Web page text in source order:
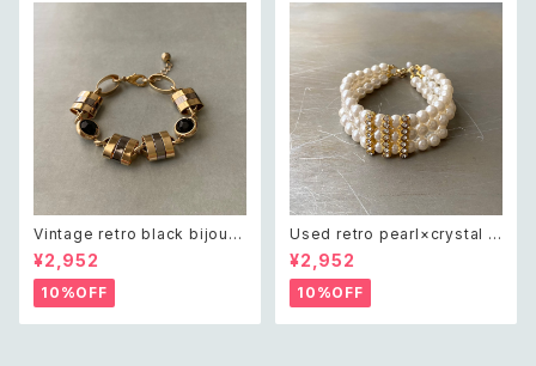
Vintage retro black bijou b
icolor chain bracelet レトロ
ヴィンテージ アクセサリー ブラ
ック ビジュー バイカラー チェー
ン ブレスレット
¥2,952
10%OFF
Used retro pearl×crystal b
ijou wide bracelet レトロ ユ
ーズド アクセサリー クリスタル
ビジュー 3連 ワイド ブレスレッ
ト
¥2,952
10%OFF